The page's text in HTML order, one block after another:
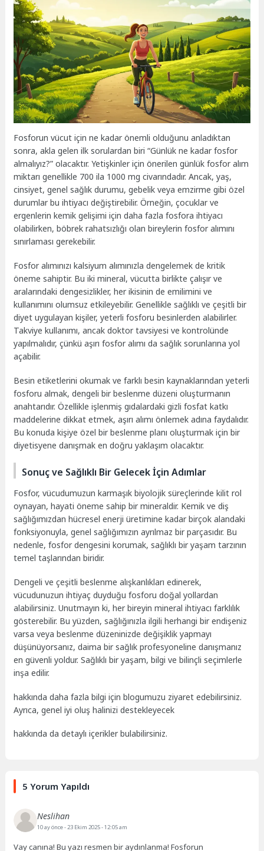
Fosforun vücut için ne kadar önemli olduğunu anladıktan
sonra, akla gelen ilk sorulardan biri “Günlük ne kadar fosfor
almalıyız?” olacaktır. Yetişkinler için önerilen günlük fosfor alım
miktarı genellikle 700 ila 1000 mg civarındadır. Ancak, yaş,
cinsiyet, genel sağlık durumu, gebelik veya emzirme gibi özel
durumlar bu ihtiyacı değiştirebilir. Örneğin, çocuklar ve
ergenlerin kemik gelişimi için daha fazla fosfora ihtiyacı
olabilirken, böbrek rahatsızlığı olan bireylerin fosfor alımını
sınırlaması gerekebilir.
Fosfor alımınızı kalsiyum alımınızla dengelemek de kritik
öneme sahiptir. Bu iki mineral, vücutta birlikte çalışır ve
aralarındaki dengesizlikler, her ikisinin de emilimini ve
kullanımını olumsuz etkileyebilir. Genellikle sağlıklı ve çeşitli bir
diyet uygulayan kişiler, yeterli fosforu besinlerden alabilirler.
Takviye kullanımı, ancak doktor tavsiyesi ve kontrolünde
yapılmalıdır, çünkü aşırı fosfor alımı da sağlık sorunlarına yol
açabilir.
Besin etiketlerini okumak ve farklı besin kaynaklarından yeterli
fosforu almak, dengeli bir beslenme düzeni oluşturmanın
anahtarıdır. Özellikle işlenmiş gıdalardaki gizli fosfat katkı
maddelerine dikkat etmek, aşırı alımı önlemek adına faydalıdır.
Bu konuda kişiye özel bir beslenme planı oluşturmak için bir
diyetisyene danışmak en doğru yaklaşım olacaktır.
Sonuç ve Sağlıklı Bir Gelecek İçin Adımlar
Fosfor, vücudumuzun karmaşık biyolojik süreçlerinde kilit rol
oynayan, hayati öneme sahip bir mineraldir. Kemik ve diş
sağlığımızdan hücresel enerji üretimine kadar birçok alandaki
fonksiyonuyla, genel sağlığımızın ayrılmaz bir parçasıdır. Bu
nedenle, fosfor dengesini korumak, sağlıklı bir yaşam tarzının
temel taşlarından biridir.
Dengeli ve çeşitli beslenme alışkanlıkları edinerek,
vücudunuzun ihtiyaç duyduğu fosforu doğal yollardan
alabilirsiniz. Unutmayın ki, her bireyin mineral ihtiyacı farklılık
gösterebilir. Bu yüzden, sağlığınızla ilgili herhangi bir endişeniz
varsa veya beslenme düzeninizde değişiklik yapmayı
düşünüyorsanız, daima bir sağlık profesyoneline danışmanız
en güvenli yoldur. Sağlıklı bir yaşam, bilgi ve bilinçli seçimlerle
inşa edilir.
hakkında daha fazla bilgi için blogumuzu ziyaret edebilirsiniz.
Ayrıca, genel iyi oluş halinizi destekleyecek
hakkında da detaylı içerikler bulabilirsiniz.
5 Yorum Yapıldı
Neslihan
10 ay önce- 23 Ekim 2025 - 12:05 am
Vay canına! Bu yazı resmen bir aydınlanma! Fosforun